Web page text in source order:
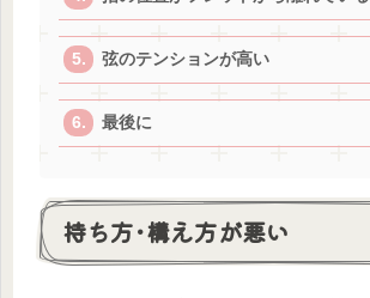
弦のテンションが高い
最後に
持ち方･構え方が悪い